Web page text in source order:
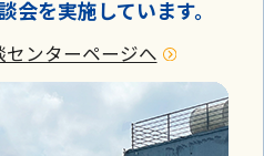
会を実施しています。
センターページへ